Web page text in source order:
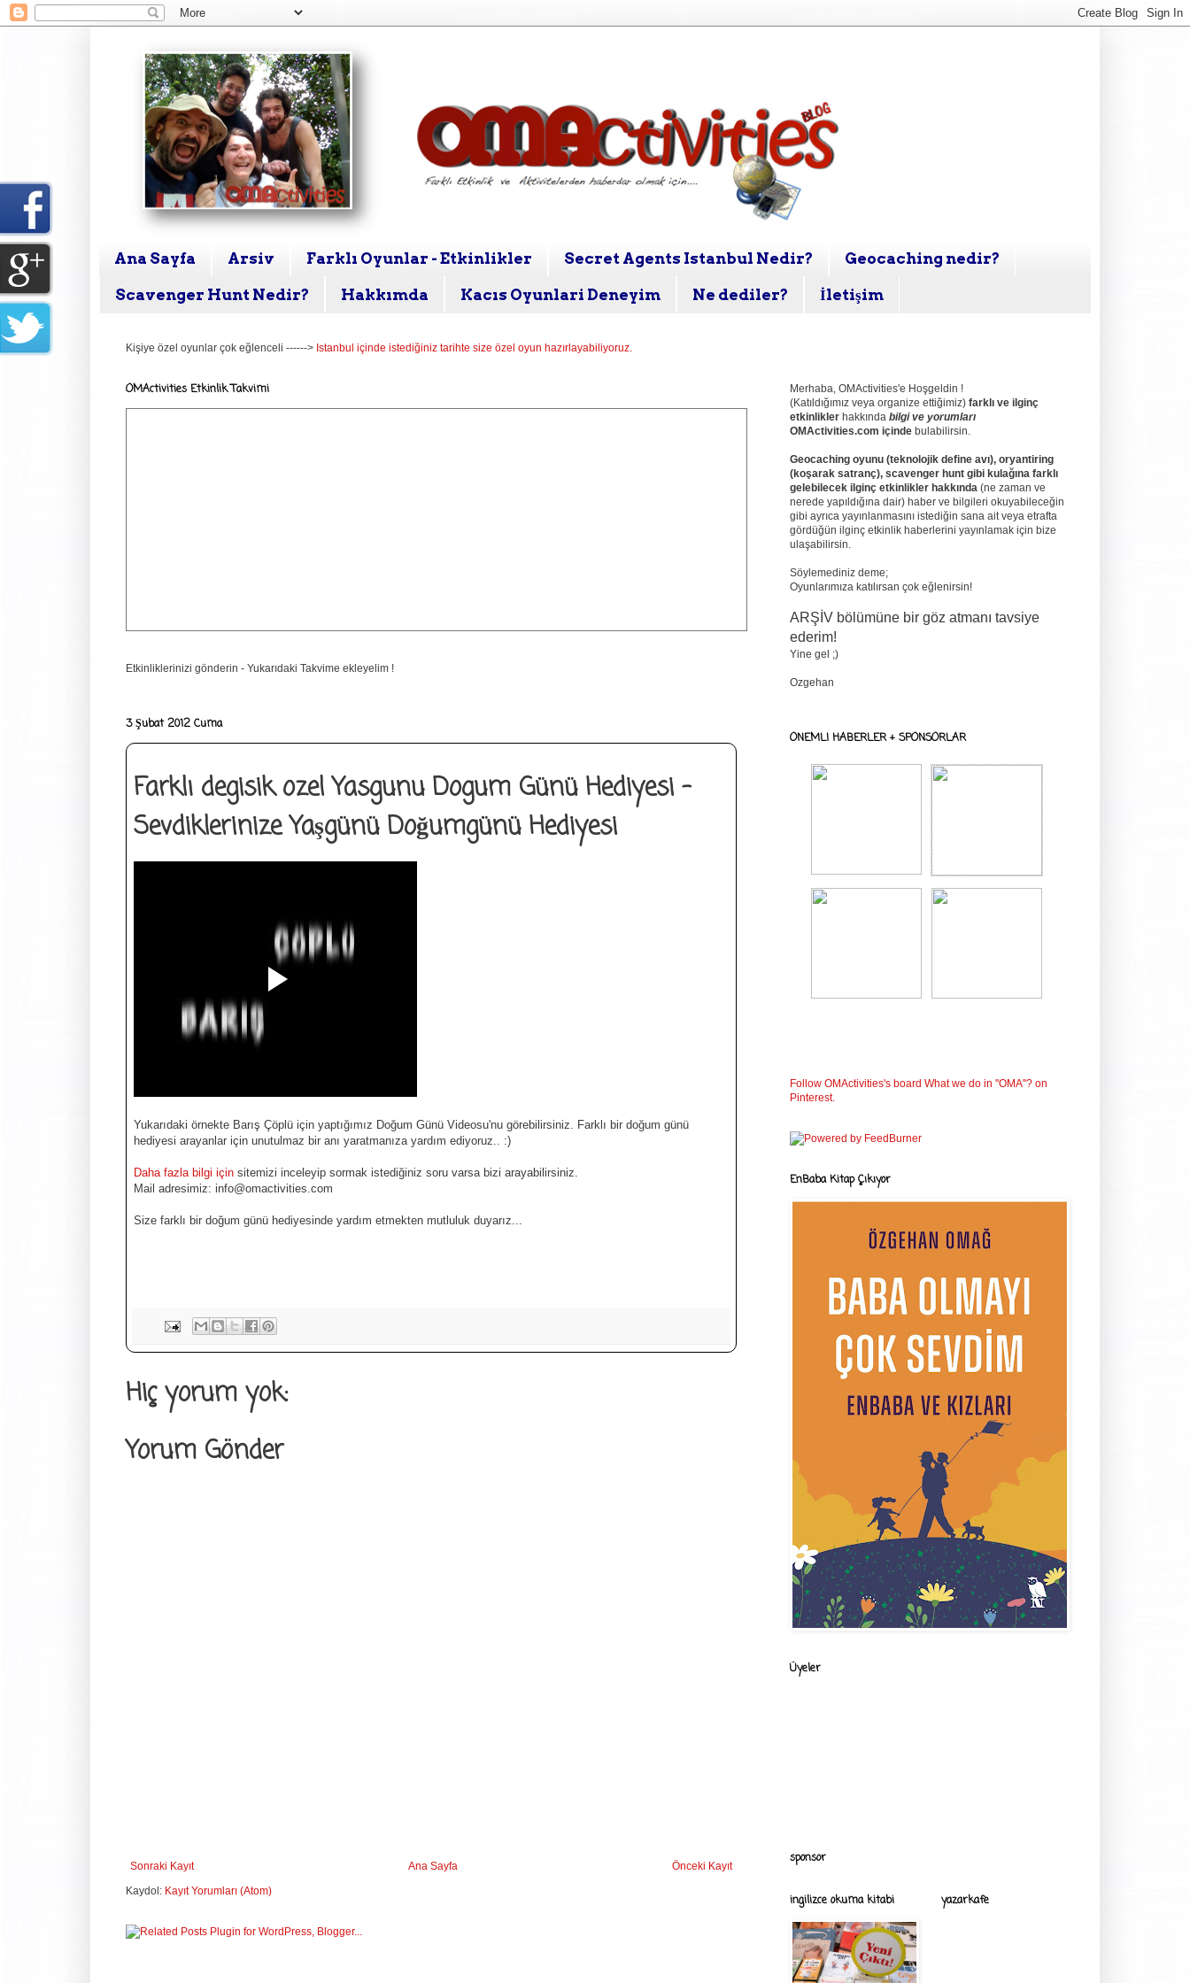
Ana Sayfa Arsiv Farklı Oyunlar - Etkinlikler Secret Agents Istanbul Nedir? Geocaching nedir?
Scavenger Hunt Nedir? Hakkımda Kacıs Oyunlari Deneyim Ne dediler? İletişim
Kişiye özel oyunlar çok eğlenceli ------> Istanbul içinde istediğiniz tarihte size özel oyun hazırlayabiliyoruz.
OMActivities Etkinlik Takvimi
Etkinliklerinizi gönderin - Yukarıdaki Takvime ekleyelim !
3 Şubat 2012 Cuma
Farklı degisik ozel Yasgunu Dogum Günü Hediyesi -
Sevdiklerinize Yaşgünü Doğumgünü Hediyesi
Yukarıdaki örnekte Barış Çöplü için yaptığımız Doğum Günü Videosu'nu görebilirsiniz. Farklı bir doğum günü
hediyesi arayanlar için unutulmaz bir anı yaratmanıza yardım ediyoruz.. :)
Daha fazla bilgi için sitemizi inceleyip sormak istediğiniz soru varsa bizi arayabilirsiniz.
Mail adresimiz: info@omactivities.com
Size farklı bir doğum günü hediyesinde yardım etmekten mutluluk duyarız...
Hiç yorum yok:
Yorum Gönder
Sonraki Kayıt Önceki Kayıt
Ana Sayfa
Kaydol: Kayıt Yorumları (Atom)
Merhaba, OMActivities'e Hoşgeldin !
(Katıldığımız veya organize ettiğimiz) farklı ve ilginç
etkinlikler hakkında bilgi ve yorumları
OMActivities.com içinde bulabilirsin.
Geocaching oyunu (teknolojik define avı), oryantiring
(koşarak satranç), scavenger hunt gibi kulağına farklı
gelebilecek ilginç etkinlikler hakkında (ne zaman ve
nerede yapıldığına dair) haber ve bilgileri okuyabileceğin
gibi ayrıca yayınlanmasını istediğin sana ait veya etrafta
gördüğün ilginç etkinlik haberlerini yayınlamak için bize
ulaşabilirsin.
Söylemediniz deme;
Oyunlarımıza katılırsan çok eğlenirsin!
ARŞİV bölümüne bir göz atmanı tavsiye
ederim!
Yine gel ;)
Ozgehan
ONEMLI HABERLER + SPONSORLAR
Follow OMActivities's board What we do in ''OMA''? on
Pinterest.
EnBaba Kitap Çıkıyor
Üyeler
sponsor
ingilizce okuma kitabi yazarkafe